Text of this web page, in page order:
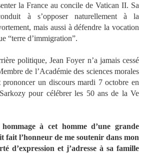
la France au concile de Vatican II. Sa
à s’opposer naturellement à la
mais aussi à défendre la vocation
“terre d’immigration”.
politique, Jean Foyer n’a jamais cessé
de l’Académie des sciences morales
un discours mardi 7 octobre en
pour célébrer les 50 ans de la Ve
à cet homme d’une grande
fait l’honneur de me soutenir dans mon
d’expression et j’adresse à sa famille